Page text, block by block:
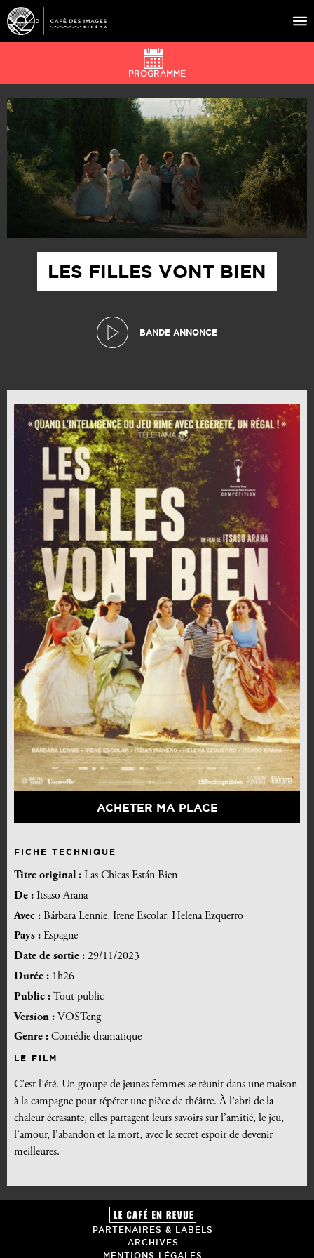
À L’AFFICHE
ÉVÉNEMENTS
CAFÉ DU CINÉ
PRATIQUE
ÉDUCATION AUX IMAGES
LES FILLES VONT BIEN
BANDE ANNONCE
ACHETER MA PLACE
FICHE TECHNIQUE
Titre original : Las Chicas Están Bien
De : Itsaso Arana
Avec : Bárbara Lennie, Irene Escolar, Helena Ezquerro
Pays : Espagne
Date de sortie : 29/11/2023
Durée : 1h26
Public : Tout public
Version : VOSTeng
Genre : Comédie dramatique
LE FILM
C’est l’été. Un groupe de jeunes femmes se réunit dans une maison
à la campagne pour répéter une pièce de théâtre. À l’abri de la
chaleur écrasante, elles partagent leurs savoirs sur l’amitié, le jeu,
l’amour, l’abandon et la mort, avec le secret espoir de devenir
meilleures.
PROGRAMME
PARTENAIRES & LABELS
ARCHIVES
MENTIONS LÉGALES